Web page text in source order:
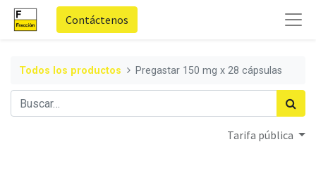
Contáctenos
Todos los productos Pregastar 150 mg x 28 cápsulas
Tarifa pública